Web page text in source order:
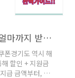
2025 경기도 소비쿠폰, 지역화폐로 얼마까지 받을 수 있을까?
폰경기도 역시 해
할인 + 지원금
급 금액부터, 언